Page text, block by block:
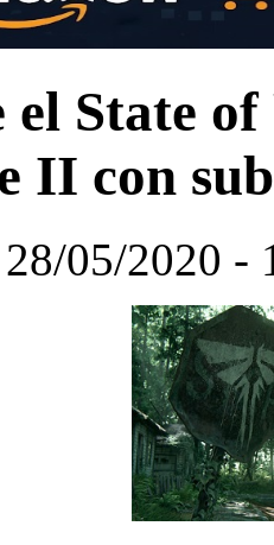
State
II con
05/2020 -